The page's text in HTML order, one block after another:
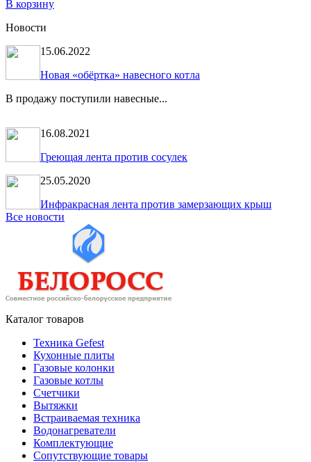
В корзину
Новости
15.06.2022
Новая «обёртка» навесного котла
В продажу поступили навесные...
16.08.2021
Греющая лента против сосулек
25.05.2020
Инфракрасная лента против замерзающих крыш
Все новости
Каталог товаров
Техника Gefest
Кухонные плиты
Газовые колонки
Газовые котлы
Счетчики
Вытяжки
Встраиваемая техника
Водонагреватели
Комплектующие
Сопутствующие товары